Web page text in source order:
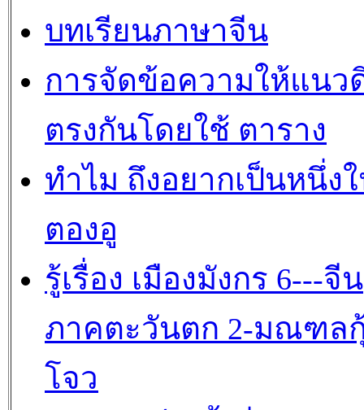
บทเรียนภาษาจีน
การจัดข้อความให้แนว
ตรงกันโดยใช้ ตาราง
ทำไม ถึงอยากเป็นหนึ่ง
ตองอู
รู้เรื่อง เมืองมังกร 6---จีน
ภาคตะวันตก 2-มณฑล
โจว